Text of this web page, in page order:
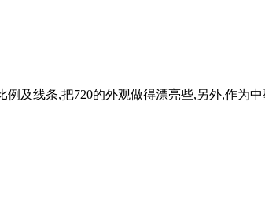
及线条,把720的外观做得漂亮些,另外,作为